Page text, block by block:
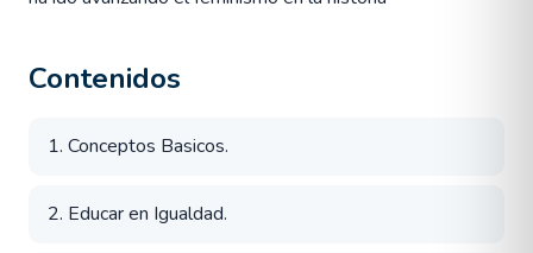
Contenidos
1. Conceptos Basicos.
2. Educar en Igualdad.